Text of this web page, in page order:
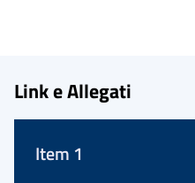
Link e Allegati
Item 1